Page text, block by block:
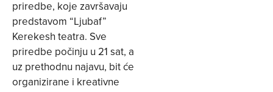
priredbe, koje završavaju
predstavom “Ljubaf”
Kerekesh teatra. Sve
priredbe počinju u 21 sat, a
uz prethodnu najavu, bit će
organizirane i kreativne